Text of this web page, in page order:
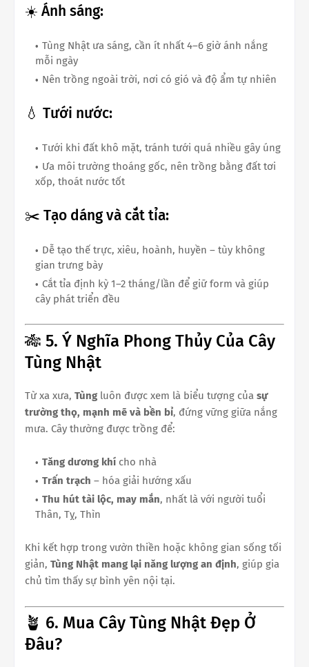
☀️ Ánh sáng:
Tùng Nhật ưa sáng, cần ít nhất 4–6 giờ ánh nắng
mỗi ngày
Nên trồng ngoài trời, nơi có gió và độ ẩm tự nhiên
💧 Tưới nước:
Tưới khi đất khô mặt, tránh tưới quá nhiều gây úng
Ưa môi trường thoáng gốc, nên trồng bằng đất tơi
xốp, thoát nước tốt
✂️ Tạo dáng và cắt tỉa:
Dễ tạo thế trực, xiêu, hoành, huyền – tùy không
gian trưng bày
Cắt tỉa định kỳ 1–2 tháng/lần để giữ form và giúp
cây phát triển đều
🎋 5. Ý Nghĩa Phong Thủy Của Cây
Tùng Nhật
Từ xa xưa, Tùng luôn được xem là biểu tượng của sự
trường thọ, mạnh mẽ và bền bỉ, đứng vững giữa nắng
mưa. Cây thường được trồng để:
Tăng dương khí cho nhà
Trấn trạch – hóa giải hướng xấu
Thu hút tài lộc, may mắn, nhất là với người tuổi
Thân, Tỵ, Thìn
Khi kết hợp trong vườn thiền hoặc không gian sống tối
giản, Tùng Nhật mang lại năng lượng an định, giúp gia
chủ tìm thấy sự bình yên nội tại.
🪴 6. Mua Cây Tùng Nhật Đẹp Ở
Đâu?